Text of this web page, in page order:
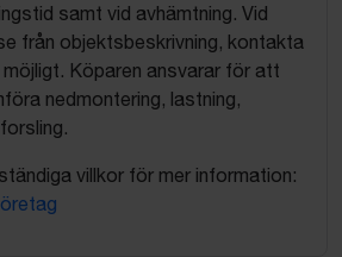
samt vid avhämtning. Vid
från objektsbeskrivning, kontakta
Köparen ansvarar för att
nedmontering, lastning,
villkor för mer information: